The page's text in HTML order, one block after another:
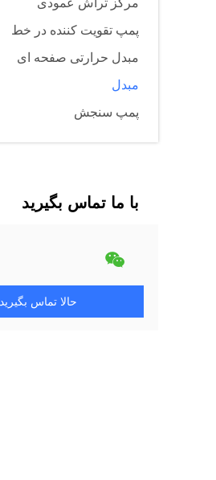
مرکز تراش عمودی
پمپ تقویت کننده در خط
مبدل حرارتی صفحه ای
مبدل
پمپ سنجش
با ما تماس بگیرید
حالا تماس بگیرید